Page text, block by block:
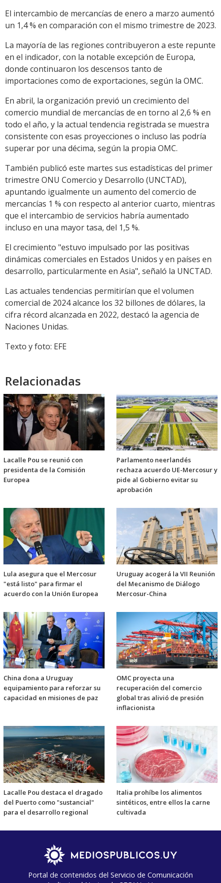
El intercambio de mercancías de enero a marzo aumentó
un 1,4 % en comparación con el mismo trimestre de 2023.
La mayoría de las regiones contribuyeron a este repunte
en el indicador, con la notable excepción de Europa,
donde continuaron los descensos tanto de
importaciones como de exportaciones, según la OMC.
En abril, la organización previó un crecimiento del
comercio mundial de mercancías de en torno al 2,6 % en
todo el año, y la actual tendencia registrada se muestra
consistente con esas proyecciones o incluso las podría
superar por una décima, según la propia OMC.
También publicó este martes sus estadísticas del primer
trimestre ONU Comercio y Desarrollo (UNCTAD),
apuntando igualmente un aumento del comercio de
mercancías 1 % con respecto al anterior cuarto, mientras
que el intercambio de servicios habría aumentado
incluso en una mayor tasa, del 1,5 %.
El crecimiento "estuvo impulsado por las positivas
dinámicas comerciales en Estados Unidos y en países en
desarrollo, particularmente en Asia", señaló la UNCTAD.
Las actuales tendencias permitirían que el volumen
comercial de 2024 alcance los 32 billones de dólares, la
cifra récord alcanzada en 2022, destacó la agencia de
Naciones Unidas.
Texto y foto: EFE
Relacionadas
Lacalle Pou se reunió con
presidenta de la Comisión
Europea
Parlamento neerlandés
rechaza acuerdo UE-Mercosur y
pide al Gobierno evitar su
aprobación
Lula asegura que el Mercosur
"está listo" para firmar el
acuerdo con la Unión Europea
Uruguay acogerá la VII Reunión
del Mecanismo de Diálogo
Mercosur-China
China dona a Uruguay
equipamiento para reforzar su
capacidad en misiones de paz
OMC proyecta una
recuperación del comercio
global tras alivió de presión
inflacionista
Lacalle Pou destaca el dragado
del Puerto como "sustancial"
para el desarrollo regional
Italia prohíbe los alimentos
sintéticos, entre ellos la carne
cultivada
Portal de contenidos del Servicio de Comunicación